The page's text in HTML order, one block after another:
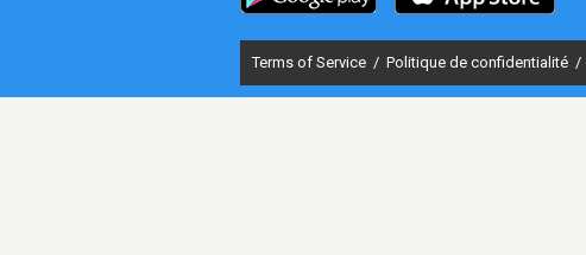
Terms of Service / Politique de confidentialité /